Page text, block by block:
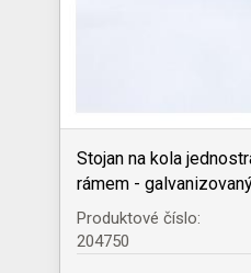
Stojan na kola
rámem -
Produktové číslo:
204750